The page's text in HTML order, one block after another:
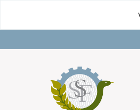
innehåll